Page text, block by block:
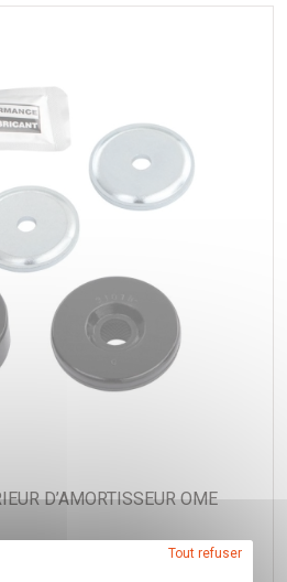
D’AMORTISSEUR OME
Tout refuser